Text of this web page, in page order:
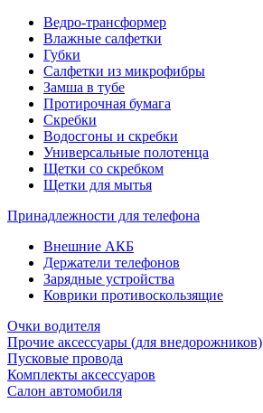
Ведро-трансформер
Влажные салфетки
Губки
Салфетки из микрофибры
Замша в тубе
Протирочная бумага
Скребки
Водосгоны и скребки
Универсальные полотенца
Щетки со скребком
Щетки для мытья
Принадлежности для телефона
Внешние АКБ
Держатели телефонов
Зарядные устройства
Коврики противоскользящие
Очки водителя
Прочие аксессуары (для внедорожников)
Пусковые провода
Комплекты аксессуаров
Салон автомобиля